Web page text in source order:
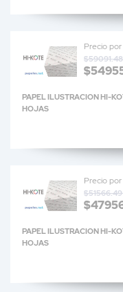
Precio
PAPEL ILUSTRACION HI-
HOJAS
Precio
$51566.49
PAPEL ILUSTRACION HI-
HOJAS